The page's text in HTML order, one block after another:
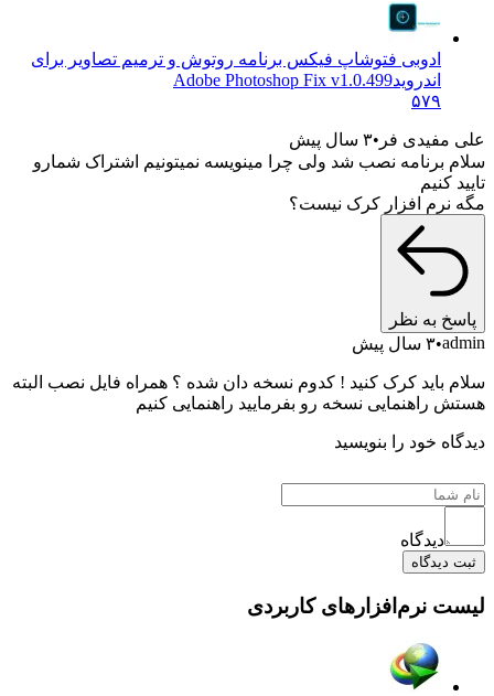
ادوبی فتوشاپ فیکس برنامه روتوش و ترمیم تصاویر برای
اندرویدAdobe Photoshop Fix v1.0.499
مفیدی فر ۳ سال پیش
برنامه نصب شد ولی چرا مینویسه نمیتونیم اشتراک شمارو
کنیم
افزار کرک نیست؟
به نظر
۳ سال پیش
باید کرک کنید ! کدوم نسخه دان شده ؟ همراه فایل نصب البته
راهنمایی نسخه رو بفرمایید راهنمایی کنیم
خود را بنویسید
دیدگاه
نرم‌افزارهای کاربردی